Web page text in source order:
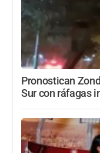
Pronostican
Sur con ráfagas